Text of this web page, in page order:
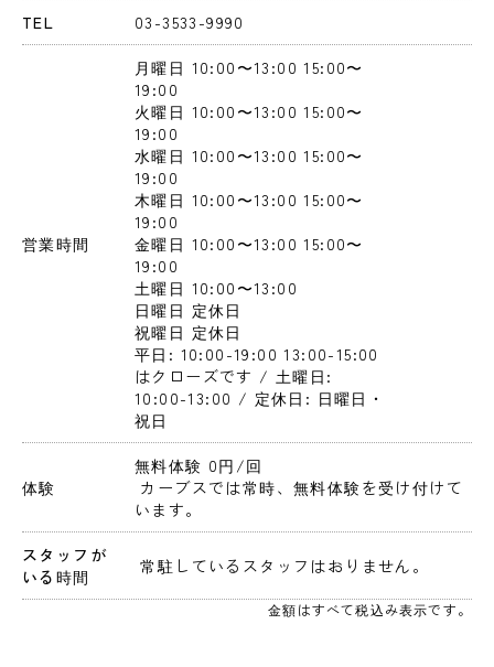
TEL 03-3533-9990
営業時間
月曜日 10:00〜13:00 15:00〜
19:00
火曜日 10:00〜13:00 15:00〜
19:00
水曜日 10:00〜13:00 15:00〜
19:00
木曜日 10:00〜13:00 15:00〜
19:00
金曜日 10:00〜13:00 15:00〜
19:00
土曜日 10:00〜13:00
日曜日 定休日
祝曜日 定休日
平日: 10:00-19:00 13:00-15:00
はクローズです / 土曜日:
10:00-13:00 / 定休日: 日曜日・
祝日
体験
無料体験 0円 /回
います。
スタッフが
いる時間
常駐しているスタッフはおりません。
金額はすべて税込み表示です。